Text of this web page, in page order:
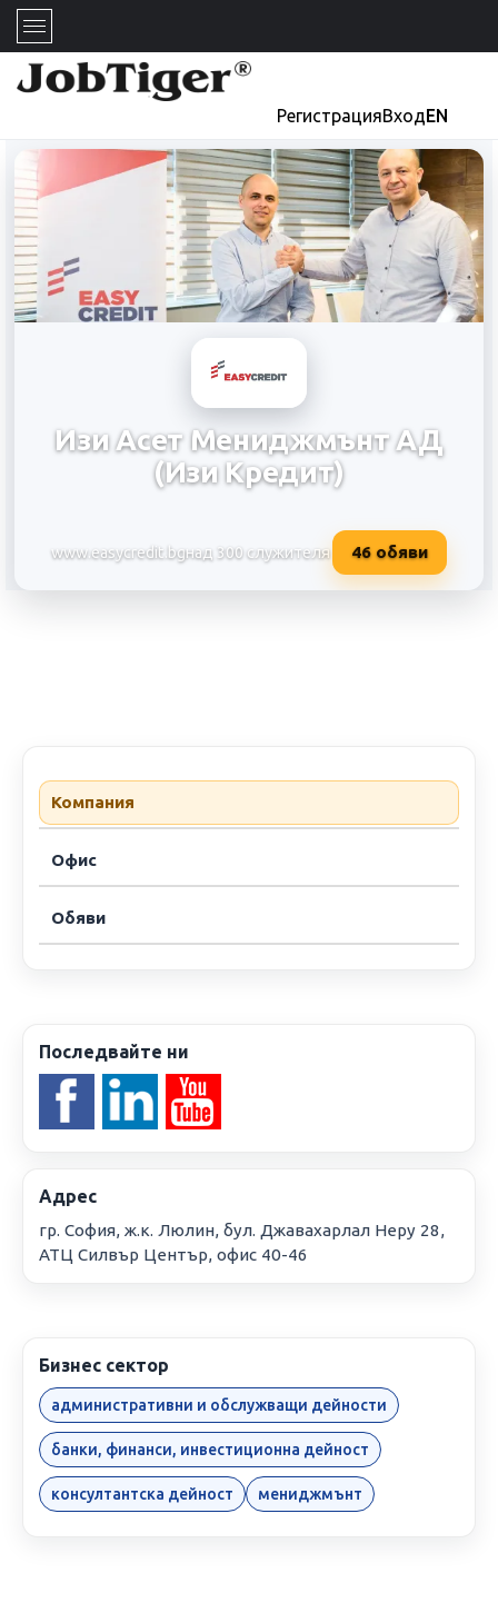
РегистрацияВходEN
Изи Асет Мениджмънт АД
(Изи Кредит)
www.easycredit.bgнад 300 служителя 46 обяви
Компания
Офис
Обяви
Последвайте ни
Адрес
гр. София, ж.к. Люлин, бул. Джавахарлал Неру 28,
АТЦ Силвър Център, офис 40-46
Бизнес сектор
административни и обслужващи дейности
банки, финанси, инвестиционна дейност
консултантска дейност мениджмънт